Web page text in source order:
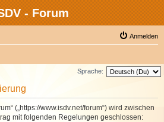
- Forum
Anmelden
Sprache:
(„https://www.isdv.net/forum“) wird zwischen
mit folgenden Regelungen geschlossen: